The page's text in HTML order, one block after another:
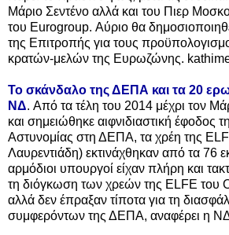
Μάριο Σεντένο αλλά και του Πιερ
του Eurogroup. Αύριο θα
της Επιτροπής για τους
κρατών-μελών της Eυρωζώνης.
Το σκάνδαλο της ΔΕΠΑ και τα 20
ΝΔ. Από τα τέλη του 2014 μέχρι τον
και σημειώθηκε αιφνιδιαστική έφοδος
Αστυνομίας στη ΔΕΠΑ, τα χρέη της
Λαυρεντιάδη) εκτινάχθηκαν από τα 76
αρμόδιοι υπουργοί είχαν πλήρη και
τη διόγκωση των χρεών της ELFE του
αλλά δεν έπραξαν τίποτα για τη
συμφερόντων της ΔΕΠΑ, αναφέρει η